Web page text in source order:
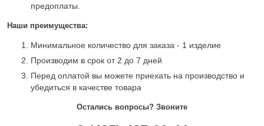
предоплаты.
Наши преимущества:
Минимальное количество для заказа - 1 изделие
Производим в срок от 2 до 7 дней
Перед оплатой вы можете приехать на производство и
убедиться в качестве товара
Остались вопросы? Звоните